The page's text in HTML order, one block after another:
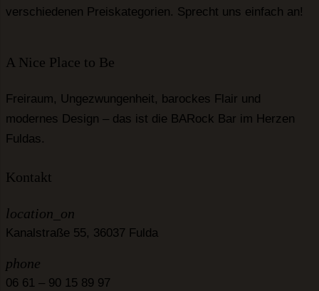
verschiedenen Preiskategorien. Sprecht uns einfach an!
A Nice Place to Be
Freiraum, Ungezwungenheit, barockes Flair und
modernes Design – das ist die BARock Bar im Herzen
Fuldas.
Kontakt
location_on
Kanalstraße 55, 36037 Fulda
phone
06 61 – 90 15 89 97